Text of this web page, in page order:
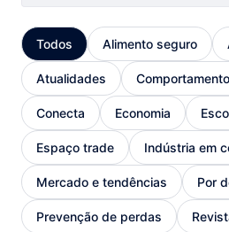
Todos Alimento seguro
Atualidades
Conecta Economia
Espaço trade Indústria em
Mercado e tendências Por
Prevenção de perdas